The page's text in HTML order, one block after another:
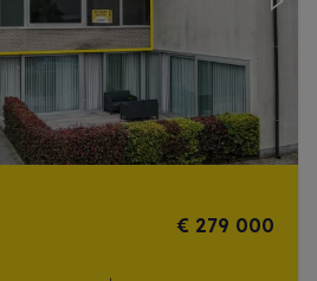
Next
€ 279 000